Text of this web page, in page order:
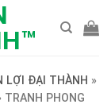
LỢI ĐẠI THÀNH »
TRANH PHONG